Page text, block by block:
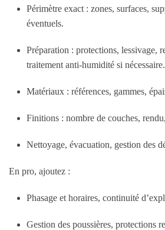
Périmètre exact : zones, surfaces,
éventuels.
Préparation : protections, lessivage,
traitement anti-humidité si nécessaire.
Matériaux : références, gammes,
Finitions : nombre de couches,
Nettoyage, évacuation, gestion des
En pro, ajoutez :
Phasage et horaires, continuité
Gestion des poussières, protections